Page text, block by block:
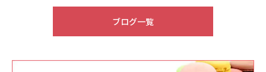
2026.05.22
ブログ一覧